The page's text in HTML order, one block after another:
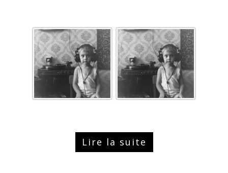
Lire la suite